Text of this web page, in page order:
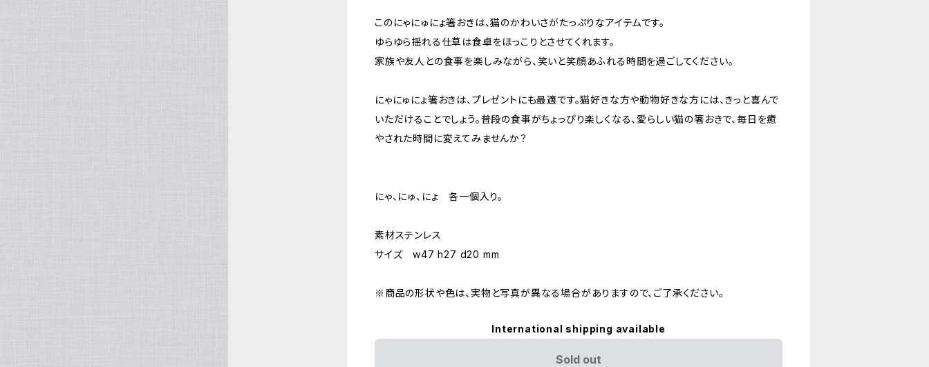
このにゃにゅにょ箸おきは、猫のかわいさがたっぷりなアイテムです。
ゆらゆら揺れる仕草は食卓をほっこりとさせてくれます。
家族や友人との食事を楽しみながら、笑いと笑顔あふれる時間を過ごしてください。
にゃにゅにょ箸おきは、プレゼントにも最適です。猫好きな方や動物好きな方には、きっと喜んで
いただけることでしょう。普段の食事がちょっぴり楽しくなる、愛らしい猫の箸おきで、毎日を癒
やされた時間に変えてみませんか？
にゃ、にゅ、にょ 各一個入り。
素材ステンレス
サイズ w47 h27 d20 mm
※商品の形状や色は、実物と写真が異なる場合がありますので、ご了承ください。
International shipping available
Sold out